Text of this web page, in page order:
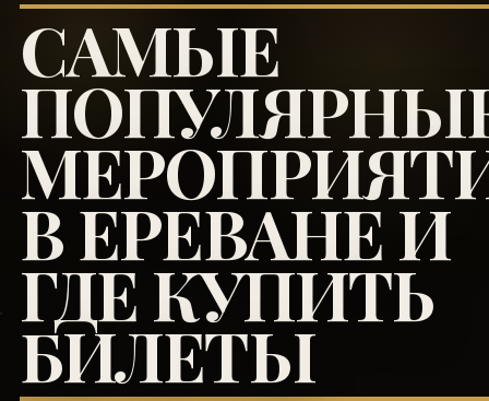
САМЫЕ
В ЕРЕВАНЕ И
ГДЕ КУПИТЬ
БИЛЕТЫ